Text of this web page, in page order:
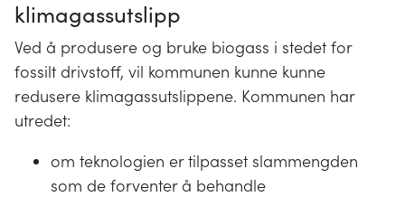
klimagassutslipp
Ved å produsere og bruke biogass i stedet for
fossilt drivstoff, vil kommunen kunne kunne
redusere klimagassutslippene. Kommunen har
utredet:
om teknologien er tilpasset slammengden
som de forventer å behandle